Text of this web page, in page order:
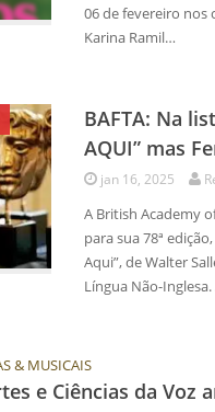
06 de fevereiro nos
Karina Ramil…
BAFTA: Na
AQUI” mas
jan 16, 2025
A British Academy
para sua 78ª
Aqui”, de Walter
Língua Não-
& MUSICAIS
e Ciências da Voz